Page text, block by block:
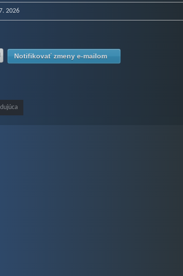
2026
Pinterest
na Twitter
Zdielať na E-mail
Notifikovať zmeny e-mailom